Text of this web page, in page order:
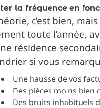
la fréquence en
c’est bien,
toute l’année,
résidence
si vous
Une hausse de vos
Des pièces moins bien
Des bruits inhabituels